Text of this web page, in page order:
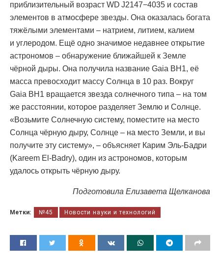
приблизительный возраст WD J2147−4035 и состав
элементов в атмосфере звезды. Она оказалась богата
тяжёлыми элементами – натрием, литием, калием
и углеродом. Ещё одно значимое недавнее открытие
астрономов – обнаружение ближайшей к Земле
чёрной дыры. Она получила название Gaia BH1, её
масса превосходит массу Солнца в 10 раз. Вокруг
Gaia BH1 вращается звезда солнечного типа – на том
же расстоянии, которое разделяет Землю и Солнце.
«Возьмите Солнечную систему, поместите на место
Солнца чёрную дыру, Солнце – на место Земли, и вы
получите эту систему», – объясняет Карим Эль-Бадри
(Kareem El-Badry), один из астрономов, которым
удалось открыть чёрную дыру.
Подготовила Елизавета Щелканова
Метки: №45 Новости науки и технологий